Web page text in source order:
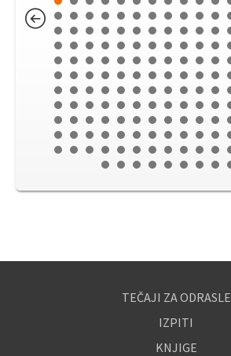
TEČAJI ZA ODRASLE
IZPITI
KNJIGE